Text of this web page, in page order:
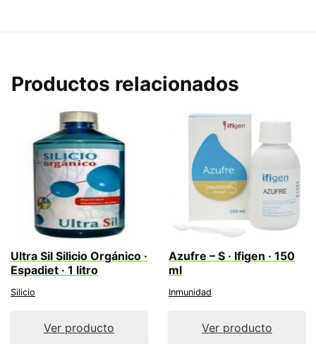
Productos relacionados
Ultra Sil Silicio Orgánico ·
Espadiet · 1 litro
Silicio
Ver producto
Azufre – S · Ifigen · 150
ml
Inmunidad
Ver producto